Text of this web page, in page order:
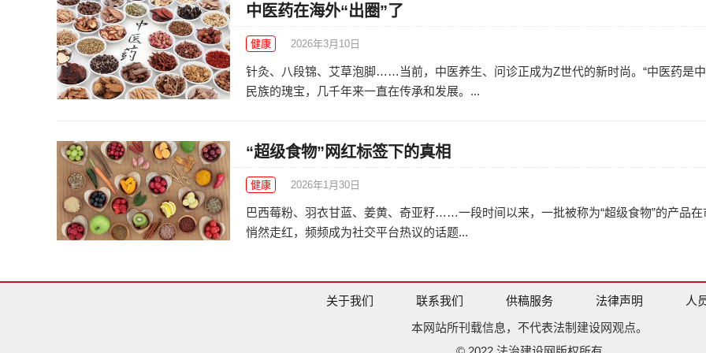
中医药在海外“出圈”了
健康 2026年3月10日
针灸、八段锦、艾草泡脚……当前，中医养生、问诊正成为Z世代的新时尚。“中医药是
民族的瑰宝，几千年来一直在传承和发展。...
“超级食物”网红标签下的真相
健康 2026年1月30日
巴西莓粉、羽衣甘蓝、姜黄、奇亚籽……一段时间以来，一批被称为“超级食物”的产品在
悄然走红，频频成为社交平台热议的话题...
关于我们 联系我们 供稿服务 法律声明
人
本网站所刊载信息，不代表法制建设网观点。